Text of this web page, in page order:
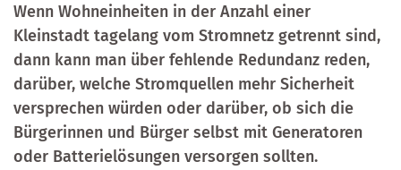
Wenn Wohneinheiten in der Anzahl einer
Kleinstadt tagelang vom Stromnetz getrennt sind,
dann kann man über fehlende Redundanz reden,
darüber, welche Stromquellen mehr Sicherheit
versprechen würden oder darüber, ob sich die
Bürgerinnen und Bürger selbst mit Generatoren
oder Batterielösungen versorgen sollten.